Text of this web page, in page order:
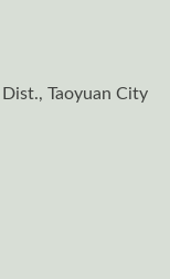
Dist., Taoyuan City